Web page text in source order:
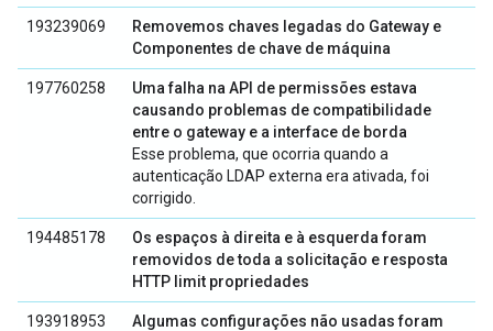
193239069
Removemos chaves legadas do Gateway e
Componentes de chave de máquina
197760258
Uma falha na API de permissões estava
causando problemas de compatibilidade
entre o gateway e a interface de borda
Esse problema, que ocorria quando a
autenticação LDAP externa era ativada, foi
corrigido.
194485178
Os espaços à direita e à esquerda foram
removidos de toda a solicitação e resposta
HTTP limit propriedades
193918953
Algumas configurações não usadas foram